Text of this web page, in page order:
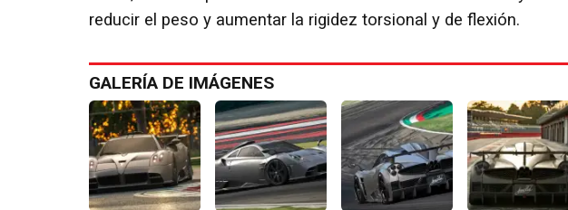
reducir el peso y aumentar la rigidez torsional y de flexión.
GALERÍA DE IMÁGENES